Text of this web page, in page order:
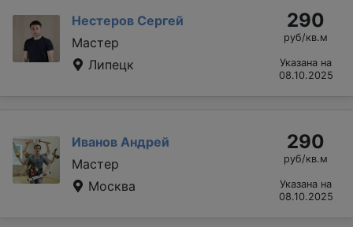
Нестеров Сергей
Мастер
Липецк
290
руб/кв.м
Указана на
08.10.2025
Иванов Андрей
Мастер
Москва
290
руб/кв.м
Указана на
08.10.2025